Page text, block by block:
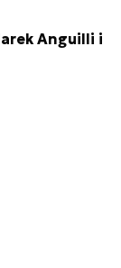
Anguilli i